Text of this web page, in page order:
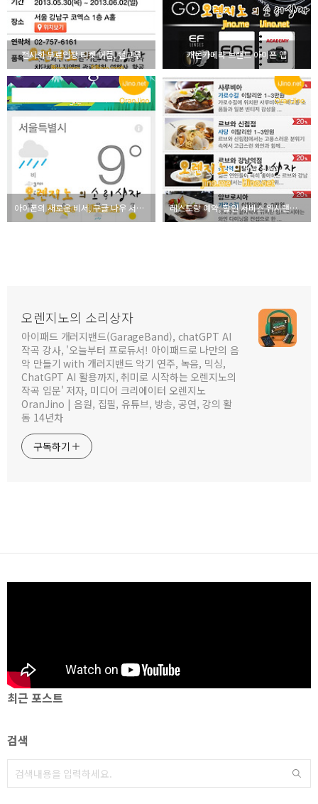
전시회 무료입장 티켓 어플, 캔고루 캐논카메라 브랜드 아이폰 앱
아이폰의 새로운 비서, 구글 나우 서비스 시작 레스토랑 예약, 할인 서비스 위시랜드 아이폰 어플 리뷰
오렌지노의 소리상자
아이패드 개러지밴드(GarageBand), chatGPT AI
작곡 강사, '오늘부터 프로듀서! 아이패드로 나만의 음
악 만들기 with 개러지밴드 악기 연주, 녹음, 믹싱,
ChatGPT AI 활용까지, 취미로 시작하는 오렌지노의
작곡 입문' 저자, 미디어 크리에이터 오렌지노
OranJino | 음원, 집필, 유튜브, 방송, 공연, 강의 활
동 14년차
구독하기
최근 포스트
검색